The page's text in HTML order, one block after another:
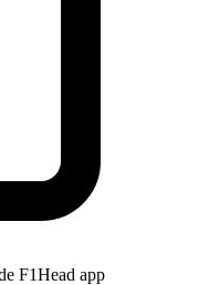
F1Head app